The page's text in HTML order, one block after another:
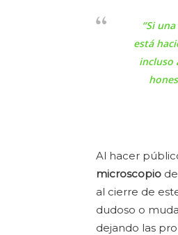
“Si
está
incluso
Al hacer
microscopio
al cierre de
dudoso o
dejando las